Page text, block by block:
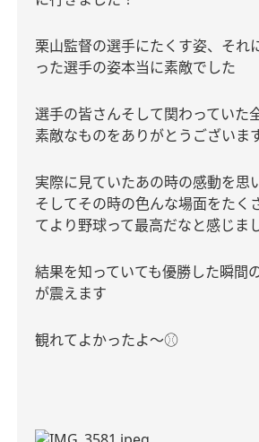
栗山監督の選手にたくす姿、それ
った選手の姿本当に素敵でした
選手の皆さんそして関わっていた
素敵なものをありがとうございま
実際に見ていたあの時の感動を思
そしてその時の色んな場面をたく
てより野球って最高だなと感じま
結果を知っていても優勝した瞬間
が震えます
観れてよかったよ〜⚾️